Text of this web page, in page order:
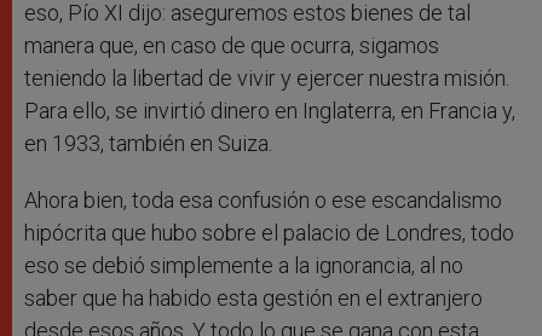
eso, Pío XI dijo: aseguremos estos bienes de tal
manera que, en caso de que ocurra, sigamos
teniendo la libertad de vivir y ejercer nuestra misión.
Para ello, se invirtió dinero en Inglaterra, en Francia y,
en 1933, también en Suiza.
Ahora bien, toda esa confusión o ese escandalismo
hipócrita que hubo sobre el palacio de Londres, todo
eso se debió simplemente a la ignorancia, al no
saber que ha habido esta gestión en el extranjero
desde esos años. Y todo lo que se gana con esta